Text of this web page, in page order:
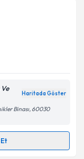
ilişkinAydınlatma
belirtilen
Haritada Göster
Binası, 60030